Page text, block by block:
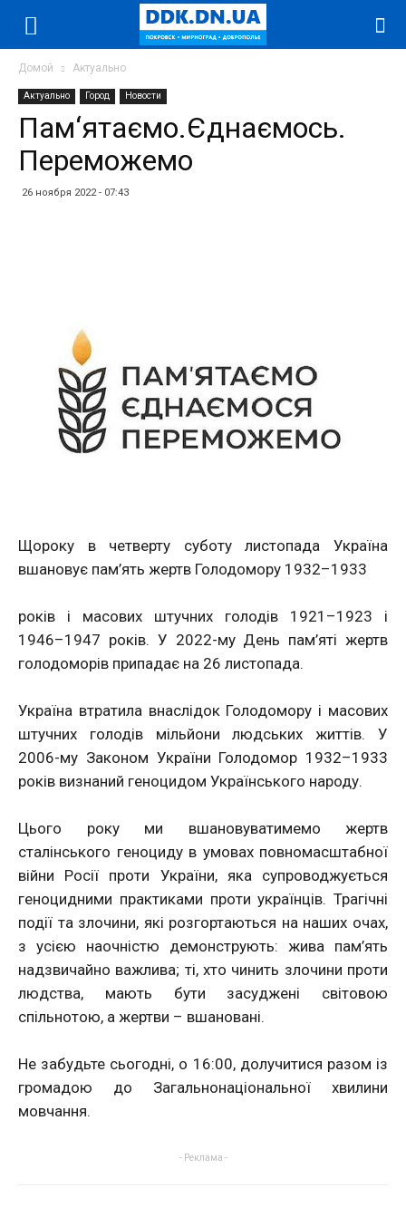
Домой Актуально
Актуально Город Новости
Пам‘ятаємо.Єднаємось.
Переможемо
26 ноября 2022 - 07:43
Щороку в четверту суботу листопада Україна
вшановує пам’ять жертв Голодомору 1932–1933
років і масових штучних голодів 1921–1923 і
1946–1947 років. У 2022-му День пам’яті жертв
голодоморів припадає на 26 листопада.
Україна втратила внаслідок Голодомору і масових
штучних голодів мільйони людських життів. У
2006-му Законом України Голодомор 1932–1933
років визнаний геноцидом Українського народу.
Цього року ми вшановуватимемо жертв
сталінського геноциду в умовах повномасштабної
війни Росії проти України, яка супроводжується
геноцидними практиками проти українців. Трагічні
події та злочини, які розгортаються на наших очах,
з усією наочністю демонструють: жива пам’ять
надзвичайно важлива; ті, хто чинить злочини проти
людства, мають бути засуджені світовою
спільнотою, а жертви – вшановані.
Не забудьте сьогодні, о 16:00, долучитися разом із
громадою до Загальнонаціональної хвилини
мовчання.
- Реклама -